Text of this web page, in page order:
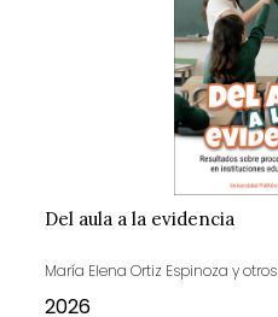
Del aula a la evidencia
María Elena Ortiz Espinoza y otros
2026